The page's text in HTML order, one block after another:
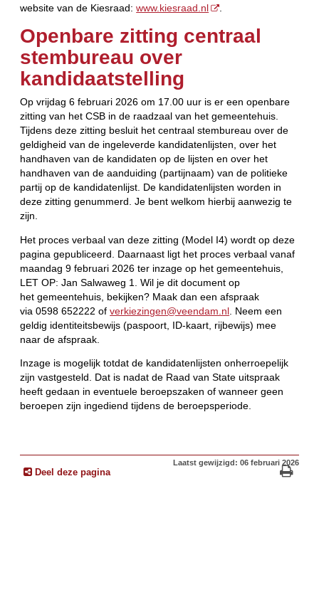
website van de Kiesraad:www.kiesraad.nl
Openbare zitting centraal
stembureau over
kandidaatstelling
Op vrijdag 6 februari 2026 om 17.00 uur is er een openbare
zitting van het CSB in de raadzaal van het gemeentehuis.
Tijdens deze zitting besluit het centraal stembureau over de
geldigheid van de ingeleverde kandidatenlijsten, over het
handhaven van de kandidaten op de lijsten en over het
handhaven van de aanduiding (partijnaam) van de politieke
partij op de kandidatenlijst. De kandidatenlijsten worden in
deze zitting genummerd. Je bent welkom hierbij aanwezig te
zijn.
Het proces verbaal van deze zitting (Model I4) wordt op deze
pagina gepubliceerd. Daarnaast ligt het proces verbaal vanaf
maandag 9 februari 2026 ter inzage op het gemeentehuis,
LET OP: Jan Salwaweg 1. Wil je dit document op
het gemeentehuis, bekijken? Maak dan een afspraak
via 0598 652222 ofverkiezingen@veendam.nl . Neem een
geldig identiteitsbewijs (paspoort, ID-kaart, rijbewijs) mee
naar de afspraak.
Inzage is mogelijk totdat de kandidatenlijsten onherroepelijk
zijn vastgesteld. Dat is nadat de Raad van State uitspraak
heeft gedaan in eventuele beroepszaken of wanneer geen
beroepen zijn ingediend tijdens de beroepsperiode.
Deel deze pagina
Laatst gewijzigd: 06 februari 2026